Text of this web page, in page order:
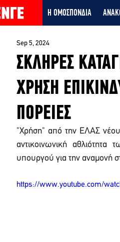
Η ΟΜΟΣΠΟΝΔΙΑ
ΣΚΛΗΡΕΣ
ΧΡΗΣΗ
ΠΟΡΕΙΕΣ
Sep 5, 2024
"Χρήση" από την ΕΛΑΣ νέου
αντικοινωνική
υπουργού για την αναμονή
https://www.youtube.com/